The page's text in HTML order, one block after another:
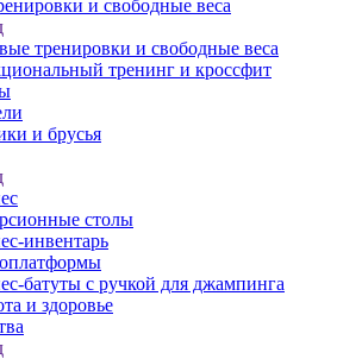
и свободные веса
тренировки и свободные веса
тренинг и кроссфит
и брусья
столы
инвентарь
батуты с ручкой для джампинга
и здоровье